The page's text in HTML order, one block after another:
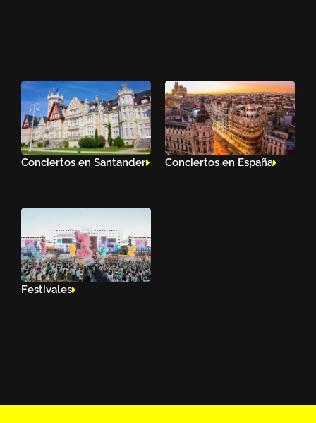
Conciertos en Santander Conciertos en España
Festivales